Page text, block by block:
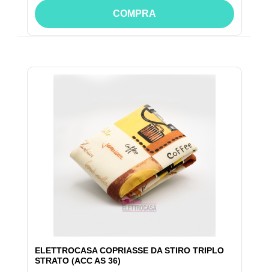
COMPRA
ELETTROCASA COPRIASSE DA STIRO TRIPLO
STRATO (ACC AS 36)